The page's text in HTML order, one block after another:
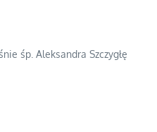
śp. Aleksandra Szczygłę